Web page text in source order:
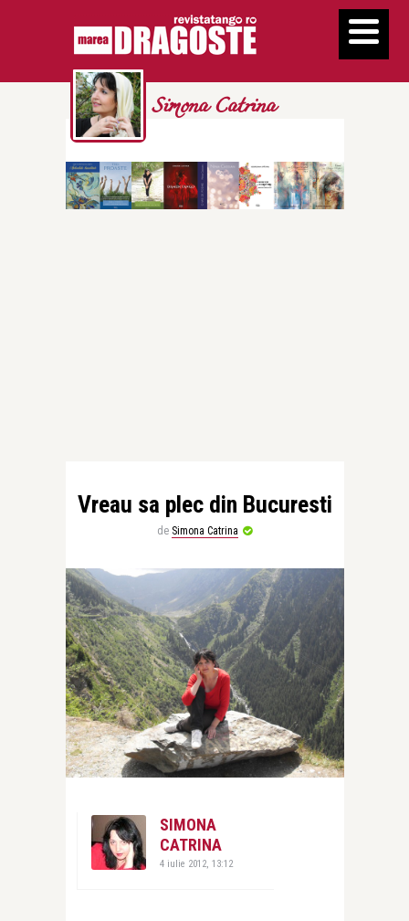
Simona Catrina
Vreau sa plec din Bucuresti
de Simona Catrina
SIMONA
CATRINA
4 iulie 2012, 13:12